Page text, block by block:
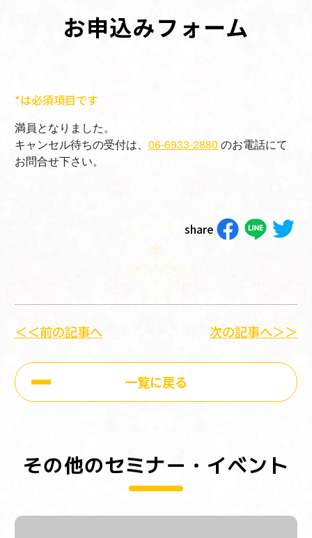
お申込みフォーム
*は必須項目です
満員となりました。
キャンセル待ちの受付は、 06-6933-2880 のお電話にて
お問合せ下さい。
share
＜＜前の記事へ
一覧に戻る
次の記事へ＞＞
その他のセミナー・イベント